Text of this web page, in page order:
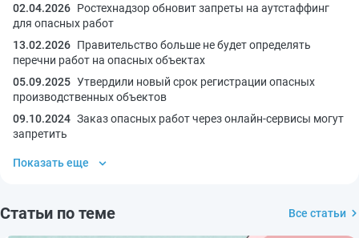
02.04.2026 Ростехнадзор обновит запреты на аутстаффинг
для опасных работ
13.02.2026 Правительство больше не будет определять
перечни работ на опасных объектах
05.09.2025 Утвердили новый срок регистрации опасных
производственных объектов
09.10.2024 Заказ опасных работ через онлайн-сервисы могут
запретить
Показать еще
Статьи по теме Все статьи